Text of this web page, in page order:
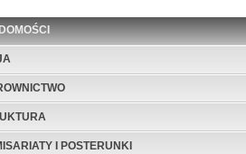
I POSTERUNKI